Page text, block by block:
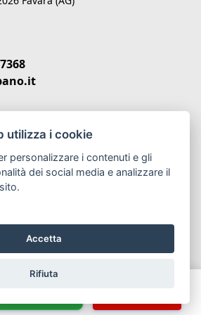
utilizza i cookie
personalizzare i contenuti e gli
dei social media e analizzare il
Accetta
Rifiuta
20:00
autoLabyCar (2025)